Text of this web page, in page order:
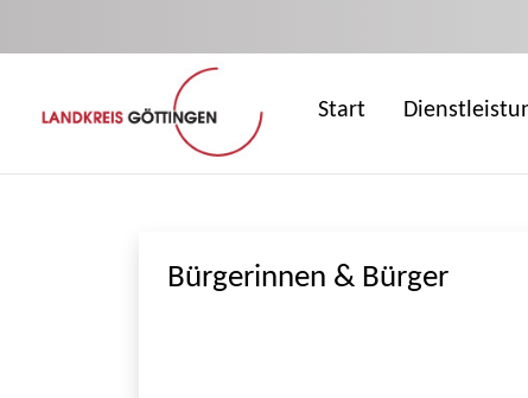
Start
Bürgerinnen & Bürger